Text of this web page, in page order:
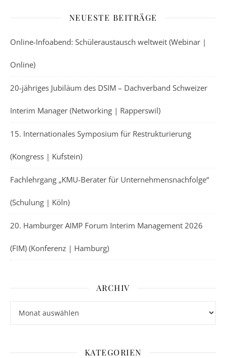
NEUESTE BEITRÄGE
Online-Infoabend: Schüleraustausch weltweit (Webinar |
Online)
20-jähriges Jubiläum des DSIM – Dachverband Schweizer
Interim Manager (Networking | Rapperswil)
15. Internationales Symposium für Restrukturierung
(Kongress | Kufstein)
Fachlehrgang „KMU-Berater für Unternehmensnachfolge“
(Schulung | Köln)
20. Hamburger AIMP Forum Interim Management 2026
(FIM) (Konferenz | Hamburg)
ARCHIV
KATEGORIEN